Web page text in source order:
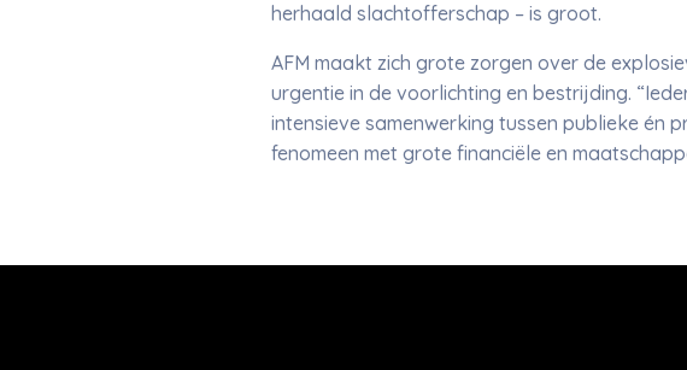
herhaald slachtofferschap – is groot.
AFM maakt zich grote zorgen over de
urgentie in de voorlichting en bestrijding.
intensieve samenwerking tussen publieke én
fenomeen met grote financiële en